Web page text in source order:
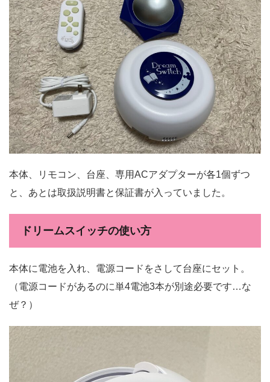
本体、リモコン、台座、専用ACアダプターが各1個ずつ
と、あとは取扱説明書と保証書が入っていました。
ドリームスイッチの使い方
本体に電池を入れ、電源コードをさして台座にセット。
（電源コードがあるのに単4電池3本が別途必要です…な
ぜ？）